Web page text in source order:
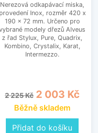
Nerezová odkapávací miska,
provedení Inox, rozměr 420 x
190 x 72 mm. Určeno pro
modely dřezů Alveus
z řad Stylux, Pure, Quadrix,
Kombino, Crystalix, Karat,
Intermezzo.
Běžná cena
2 225 Kč Cena
2 003 Kč
Běžně skladem
Přidat do košíku